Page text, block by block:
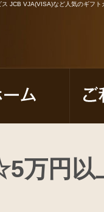
JCB VJA(VISA)など人気のギフト
万円以